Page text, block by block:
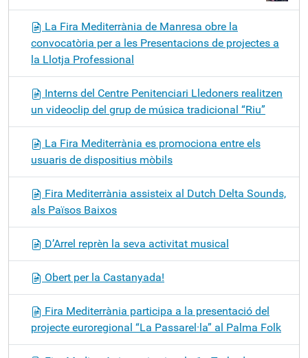
La Fira Mediterrània de Manresa obre la
convocatòria per a les Presentacions de projectes a
la Llotja Professional
Interns del Centre Penitenciari Lledoners realitzen
un videoclip del grup de música tradicional “Riu”
La Fira Mediterrània es promociona entre els
usuaris de dispositius mòbils
Fira Mediterrània assisteix al Dutch Delta Sounds,
als Països Baixos
D’Arrel reprèn la seva activitat musical
Obert per la Castanyada!
Fira Mediterrània participa a la presentació del
projecte euroregional “La Passarel·la” al Palma Folk